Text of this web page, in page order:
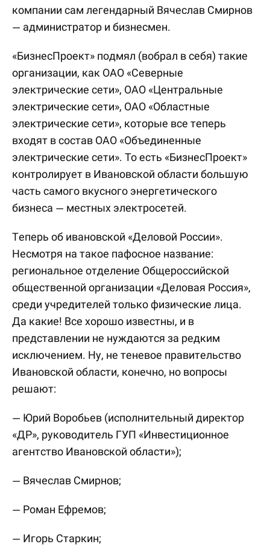
компании сам легендарный Вячеслав Смирнов
— администратор и бизнесмен.
«БизнесПроект» подмял (вобрал в себя) такие
организации, как ОАО «Северные
электрические сети», ОАО «Центральные
электрические сети», ОАО «Областные
электрические сети», которые все теперь
входят в состав ОАО «Объединенные
электрические сети». То есть «БизнесПроект»
контролирует в Ивановской области большую
часть самого вкусного энергетического
бизнеса — местных электросетей.
Теперь об ивановской «Деловой России».
Несмотря на такое пафосное название:
региональное отделение Общероссийской
общественной организации «Деловая Россия»,
среди учредителей только физические лица.
Да какие! Все хорошо известны, и в
представлении не нуждаются за редким
исключением. Ну, не теневое правительство
Ивановской области, конечно, но вопросы
решают:
— Юрий Воробьев (исполнительный директор
«ДР», руководитель ГУП «Инвестиционное
агентство Ивановской области»);
— Вячеслав Смирнов;
— Роман Ефремов;
— Игорь Старкин;